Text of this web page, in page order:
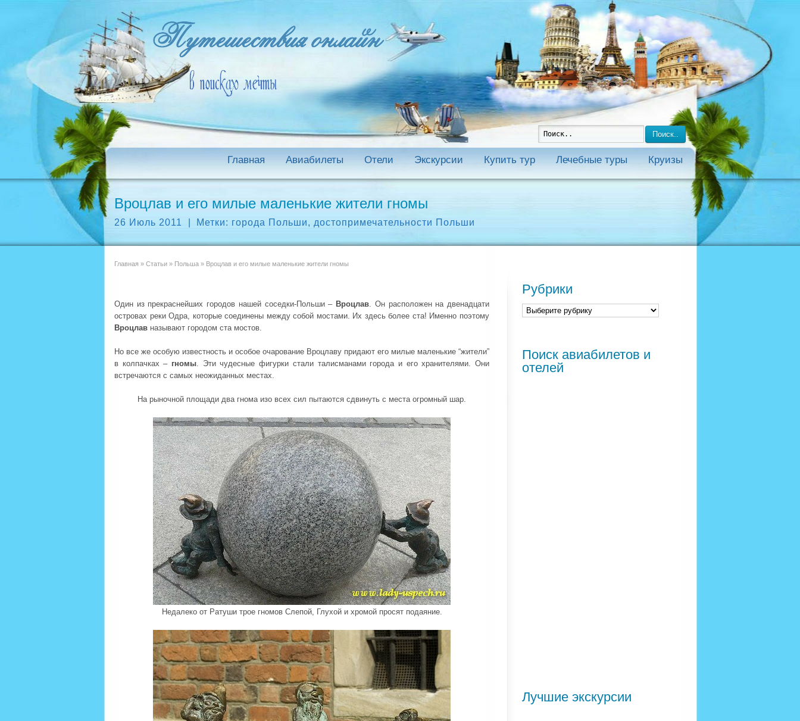
Поиск..
Главная Авиабилеты Отели Экскурсии Купить тур Лечебные туры Круизы
Вроцлав и его милые маленькие жители гномы
26 Июль 2011 Метки: города Польши, достопримечательности Польши
Главная » Статьи » Польша » Вроцлав и его милые маленькие жители гномы
Один из прекраснейших городов нашей соседки-Польши – Вроцлав. Он расположен на двенадцати
островах реки Одра, которые соединены между собой мостами. Их здесь более ста! Именно поэтому
Вроцлав называют городом ста мостов.
Но все же особую известность и особое очарование Вроцлаву придают его милые маленькие “жители”
в колпачках – гномы. Эти чудесные фигурки стали талисманами города и его хранителями. Они
встречаются с самых неожиданных местах.
На рыночной площади два гнома изо всех сил пытаются сдвинуть с места огромный шар.
Недалеко от Ратуши трое гномов Слепой, Глухой и хромой просят подаяние.
Рубрики
Поиск авиабилетов и
отелей
Лучшие экскурсии